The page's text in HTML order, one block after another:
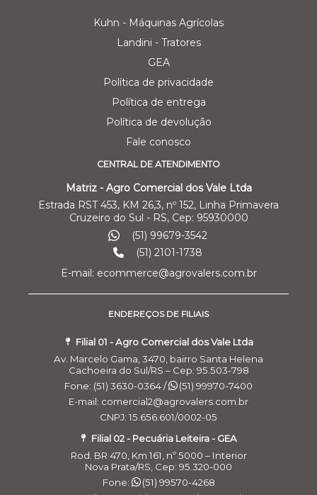
Kuhn - Máquinas Agrícolas
Landini - Tratores
GEA
Política de privacidade
Política de entrega
Política de devolução
Fale conosco
CENTRAL DE ATENDIMENTO
Matriz - Agro Comercial dos Vale Ltda
Estrada RST 453, KM 26,3, nº 152, Linha Primavera
Cruzeiro do Sul - RS, Cep: 95930000
(51) 99679-3542
(51) 2101-1738
E-mail: ecommerce@agrovalers.com.br
ENDEREÇOS DE FILIAIS
Filial 01 - Agro Comercial dos Vale Ltda
Av. Marcelo Gama, 3470, bairro Santa Helena
Cachoeira do Sul/RS – Cep: 95.503-798
Fone: (51) 3630-0364 /
(51) 99970-7400
E-mail: comercial2@agrovalers.com.br
CNPJ: 15.656.601/0002-05
Filial 02 - Pecuária Leiteira - GEA
Rod. BR 470, Km 161, nº 5000 – Interior
Nova Prata/RS, Cep: 95.320-000
Fone:
(51) 99570-4268